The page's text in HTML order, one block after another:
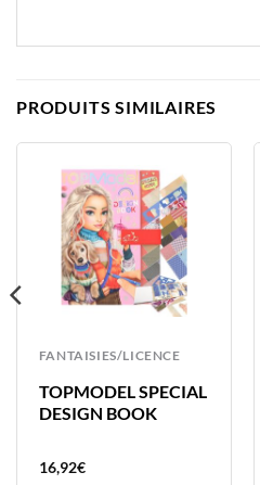
PRODUITS SIMILAIRES
FANTAISIES/LICENCE
TOPMODEL SPECIAL
DESIGN BOOK
16,92€